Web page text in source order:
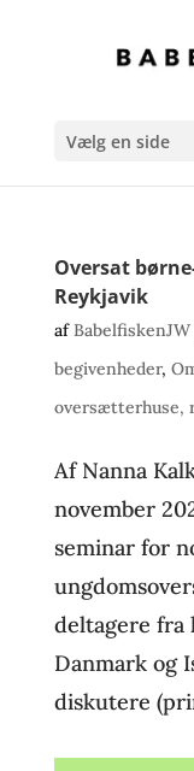
Vælg en side
Oversat
Reykjavik
afBabelfiskenJW
begivenheder,
oversætterhuse,
Af Nanna
november
seminar for
deltagere fra
Danmark og
diskutere